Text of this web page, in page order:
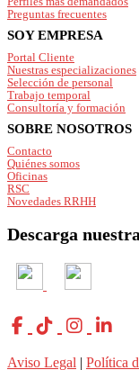
Preguntas frecuentes
SOY EMPRESA
Portal Cliente
Nuestras especializaciones
Selección de personal
Trabajo temporal
Consultoría y formación
SOBRE NOSOTROS
Contacto
Quiénes somos
Oficinas
RSC
Novedades RRHH
Descarga
Aviso Legal | Política